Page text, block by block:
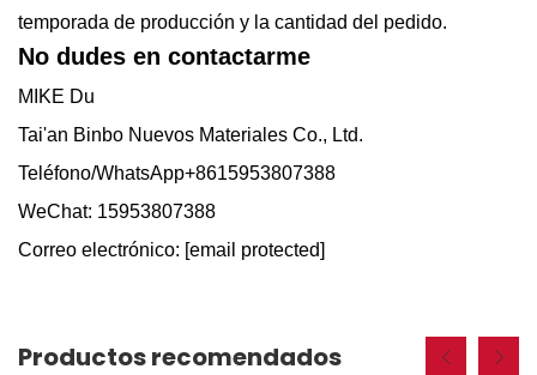
temporada de producción y la cantidad del pedido.
No dudes en contactarme
MIKE Du
Tai'an Binbo Nuevos Materiales Co., Ltd.
Teléfono/WhatsApp+8615953807388
WeChat: 15953807388
Correo electrónico: [email protected]
Productos recomendados